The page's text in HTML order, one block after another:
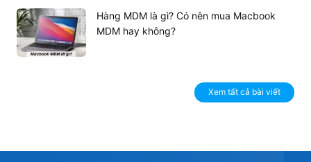
Hàng MDM là gì? Có nên mua Macbook
MDM hay không?
Xem tất cả bài viết